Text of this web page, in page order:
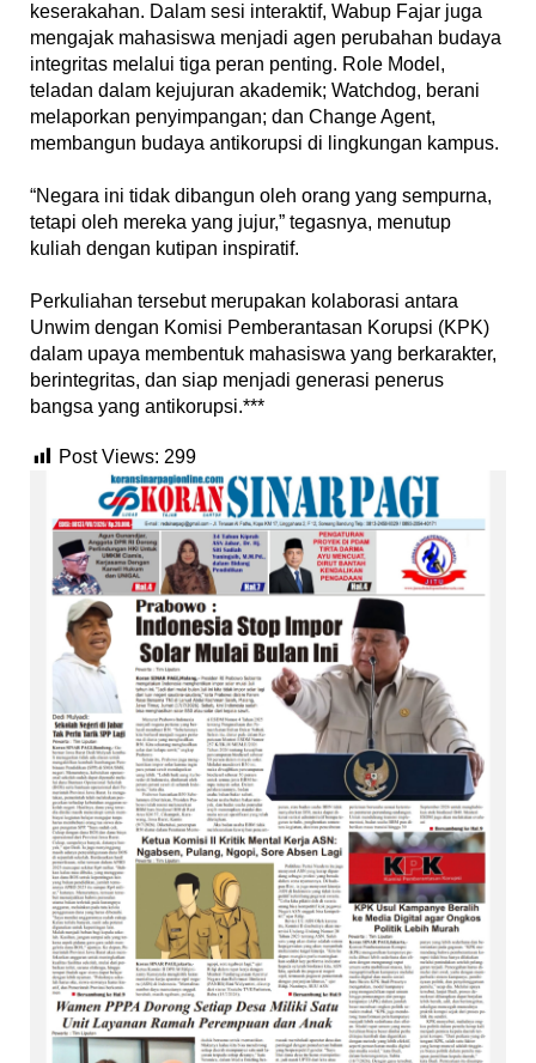
keserakahan. Dalam sesi interaktif, Wabup Fajar juga
mengajak mahasiswa menjadi agen perubahan budaya
integritas melalui tiga peran penting. Role Model,
teladan dalam kejujuran akademik; Watchdog, berani
melaporkan penyimpangan; dan Change Agent,
membangun budaya antikorupsi di lingkungan kampus.
‎“Negara ini tidak dibangun oleh orang yang sempurna,
tetapi oleh mereka yang jujur,” tegasnya, menutup
kuliah dengan kutipan inspiratif.
‎Perkuliahan tersebut merupakan kolaborasi antara
Unwim dengan Komisi Pemberantasan Korupsi (KPK)
dalam upaya membentuk mahasiswa yang berkarakter,
berintegritas, dan siap menjadi generasi penerus
bangsa yang antikorupsi.***
Post Views: 299